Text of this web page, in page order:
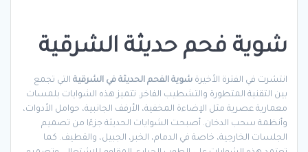
شوية فحم حديثة الشرقية
انتشرت في الفترة الأخيرة شوية الفحم الحديثة في الشرقية التي تجمع
بين التقنية المتطورة والتشطيب الفاخر. تتميز هذه الشوايات بلمسات
معمارية عصرية مثل الإضاءة المخفية، الأرفف الجانبية، حوامل الأدوات،
وأنظمة سحب الدخان. أصبحت الشوايات الحديثة جزءًا من تصميم
الجلسات الخارجية، خاصة في الدمام، الخبر، الجبيل، والقطيف. كما